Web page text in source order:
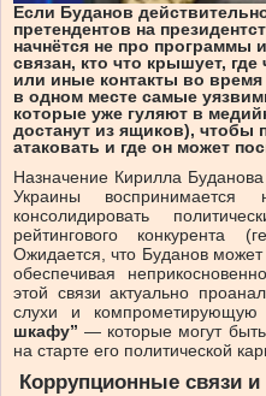
Если Буданов
претендентов на
начнётся не про программы
связан, кто что крышует,
или иные контакты во
в одном месте самые
которые уже гуляют в
достанут из ящиков), чтобы
атаковать и где он может
Назначение Кирилла
Украины воспринимается
консолидировать
рейтингового конкурента
Ожидается, что Буданов может
обеспечивая
этой связи актуально
слухи и
шкафу” — которые могут
на старте его политической
Коррупционные связи